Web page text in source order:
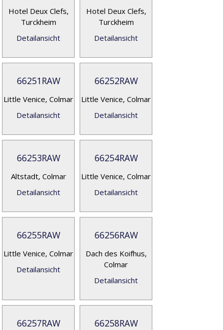
Hotel Deux Clefs,
Turckheim
Detailansicht
Hotel Deux Clefs,
Turckheim
Detailansicht
66251RAW
Little Venice, Colmar
Detailansicht
66252RAW
Little Venice, Colmar
Detailansicht
66253RAW
Altstadt, Colmar
Detailansicht
66254RAW
Little Venice, Colmar
Detailansicht
66255RAW
Little Venice, Colmar
Detailansicht
66256RAW
Dach des Koifhus,
Colmar
Detailansicht
66257RAW 66258RAW